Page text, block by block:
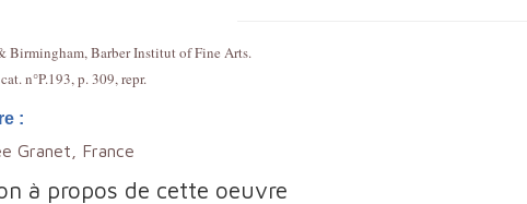
Birmingham, Barber Institut of Fine Arts.
n°P.193, p. 309, repr.
:
Granet, France
à propos de cette oeuvre